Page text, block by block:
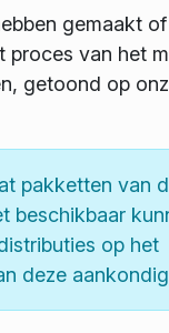
gemaakt
proces van het
getoond op
pakketten van
beschikbaar
op het
deze